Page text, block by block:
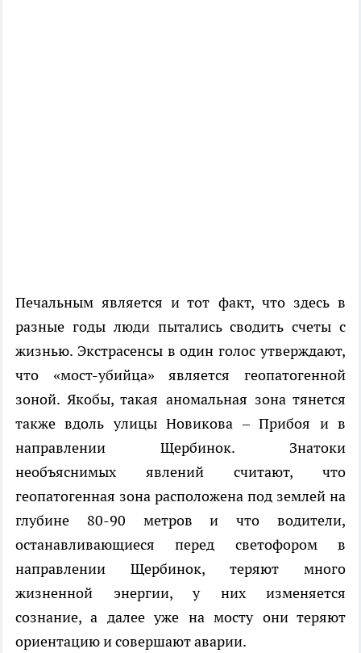
Печальным является и тот факт, что здесь в
разные годы люди пытались сводить счеты с
жизнью. Экстрасенсы в один голос утверждают,
что «мост-убийца» является геопатогенной
зоной. Якобы, такая аномальная зона тянется
также вдоль улицы Новикова – Прибоя и в
направлении Щербинок. Знатоки
необъяснимых явлений считают, что
геопатогенная зона расположена под землей на
глубине 80-90 метров и что водители,
останавливающиеся перед светофором в
направлении Щербинок, теряют много
жизненной энергии, у них изменяется
сознание, а далее уже на мосту они теряют
ориентацию и совершают аварии.